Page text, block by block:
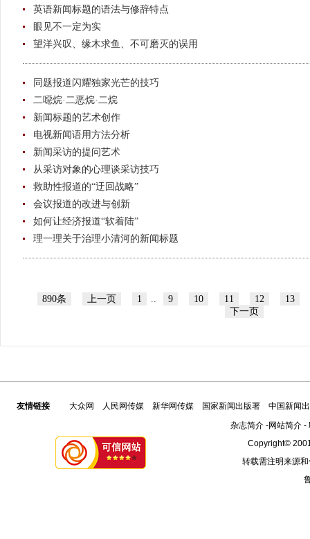
英语新闻标题的语法与修辞特点
眼见不一定为实
望洋兴叹、缘木求鱼、不可磨灭的误用
同题报道闪耀独家光芒的技巧
二噁烷·二恶烷·二烷
新闻标题的艺术创作
电视新闻语用方法分析
新闻采访的提问艺术
从采访对象的心理谈采访技巧
救助性报道的“迂回战略”
会议报道的改进与创新
如何让经济报道“软着陆”
理一理关于治理小清河的新闻标题
890条 上一页 1 .. 9 10 11 12
13
下一页
友情链接 大众网 人民网传媒 新华网传媒 国家新闻出版署
中国新闻
杂志简介-网站简介-
Copyright©
转载需注明来源